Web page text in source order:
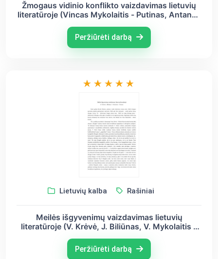
Žmogaus vidinio konflikto vaizdavimas lietuvių
literatūroje (Vincas Mykolaitis - Putinas, Antanas
Peržiūrėti darbą
Lietuvių kalba Rašiniai
Meilės išgyvenimų vaizdavimas lietuvių
literatūroje (V. Krėvė, J. Biliūnas, V. Mykolaitis –
Peržiūrėti darbą